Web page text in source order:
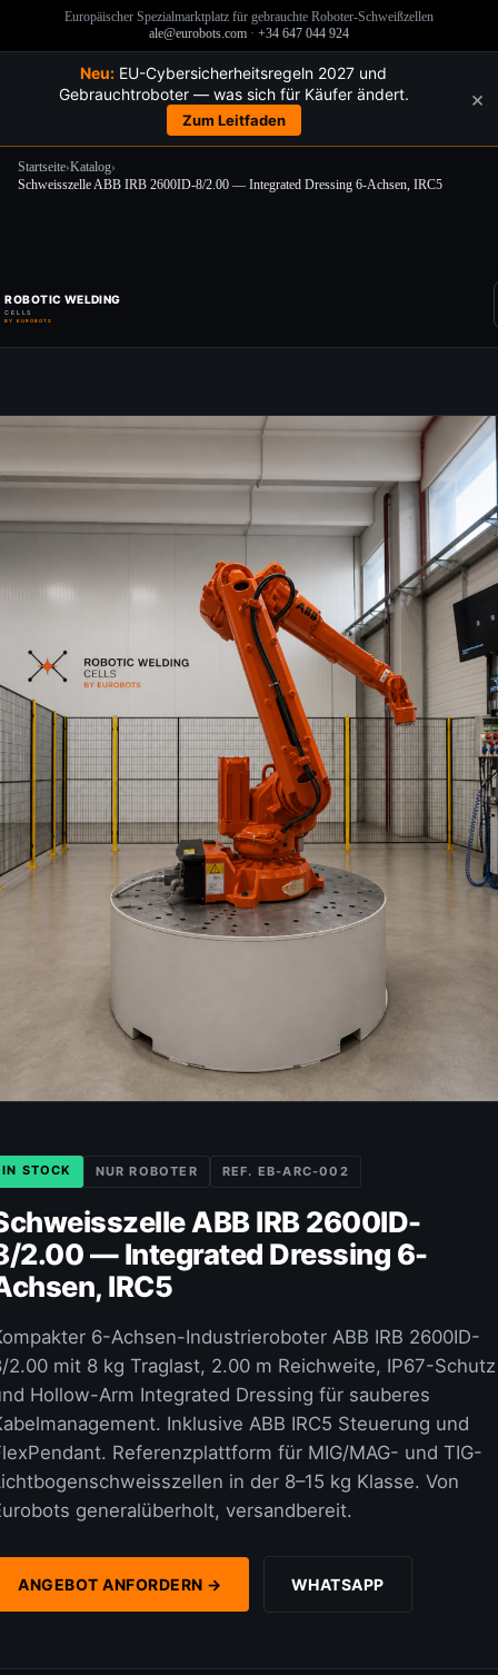
Europäischer Spezialmarktplatz für gebrauchte Roboter-Schweißzellen
ale@eurobots.com · +34 647 044 924
Neu: EU-Cybersicherheitsregeln 2027 und
Gebrauchtroboter — was sich für Käufer ändert.
Zum Leitfaden
×
Startseite›Katalog›
Schweisszelle ABB IRB 2600ID-8/2.00 — Integrated Dressing 6-Achsen, IRC5
ROBOTIC WELDING
CELLS
BY EUROBOTS
IN STOCK NUR ROBOTER REF. EB-ARC-002
ABB IRB 2600ID-
2.00 — Integrated Dressing 6-
IRC5
6-Achsen-Industrieroboter ABB IRB 2600ID-
2.00 mit 8 kg Traglast, 2.00 m Reichweite, IP67-Schutz
Hollow-Arm Integrated Dressing für sauberes
Inklusive ABB IRC5 Steuerung und
Referenzplattform für MIG/MAG- und TIG-
in der 8–15 kg Klasse. Von
generalüberholt, versandbereit.
ANGEBOT ANFORDERN → WHATSAPP